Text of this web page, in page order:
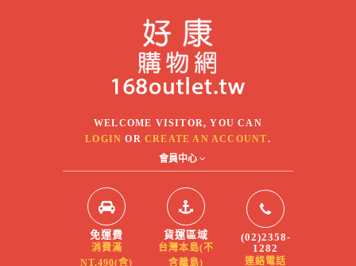
WELCOME VISITOR, YOU CAN
LOGIN ORCREATE AN ACCOUNT.
會員中心
免運費
消費滿
NT.490(含)
貨運區域
台灣本島(不
含離島)
(02)2358-
1282
連絡電話